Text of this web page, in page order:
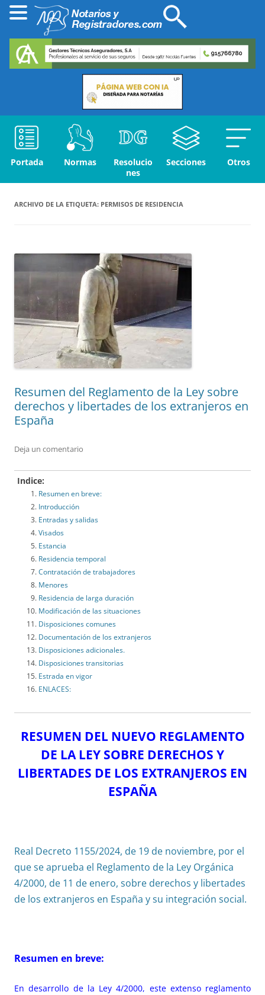
Portada Normas
Resolucio
nes
Secciones Otros
ARCHIVO DE LA ETIQUETA: PERMISOS DE RESIDENCIA
Resumen del Reglamento de la Ley sobre
derechos y libertades de los extranjeros en
España
Deja un comentario
Indice:
Resumen en breve:
Introducción
Entradas y salidas
Visados
Estancia
Residencia temporal
Contratación de trabajadores
Menores
Residencia de larga duración
Modificación de las situaciones
Disposiciones comunes
Documentación de los extranjeros
Disposiciones adicionales.
Disposiciones transitorias
Estrada en vigor
ENLACES:
RESUMEN DEL NUEVO REGLAMENTO
DE LA LEY SOBRE DERECHOS Y
LIBERTADES DE LOS EXTRANJEROS EN
ESPAÑA
Real Decreto 1155/2024, de 19 de noviembre, por el
que se aprueba el Reglamento de la Ley Orgánica
4/2000, de 11 de enero, sobre derechos y libertades
de los extranjeros en España y su integración social.
Resumen en breve:
En desarrollo de la Ley 4/2000, este extenso reglamento